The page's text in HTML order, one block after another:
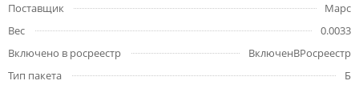
Поставщик
Марс
Вес
0.0033
Включено в росреестр
ВключенВРосреестр
Тип пакета
Б